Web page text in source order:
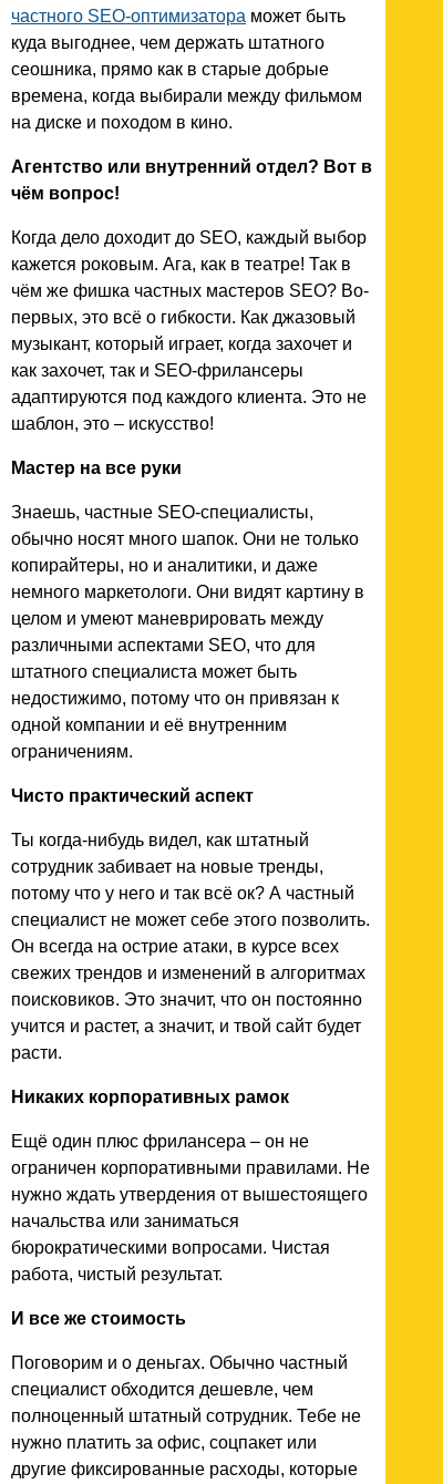
частного SEO-оптимизатора может быть
куда выгоднее, чем держать штатного
сеошника, прямо как в старые добрые
времена, когда выбирали между фильмом
на диске и походом в кино.
Агентство или внутренний отдел? Вот в
чём вопрос!
Когда дело доходит до SEO, каждый выбор
кажется роковым. Ага, как в театре! Так в
чём же фишка частных мастеров SEO? Во-
первых, это всё о гибкости. Как джазовый
музыкант, который играет, когда захочет и
как захочет, так и SEO-фрилансеры
адаптируются под каждого клиента. Это не
шаблон, это – искусство!
Мастер на все руки
Знаешь, частные SEO-специалисты,
обычно носят много шапок. Они не только
копирайтеры, но и аналитики, и даже
немного маркетологи. Они видят картину в
целом и умеют маневрировать между
различными аспектами SEO, что для
штатного специалиста может быть
недостижимо, потому что он привязан к
одной компании и её внутренним
ограничениям.
Чисто практический аспект
Ты когда-нибудь видел, как штатный
сотрудник забивает на новые тренды,
потому что у него и так всё ок? А частный
специалист не может себе этого позволить.
Он всегда на острие атаки, в курсе всех
свежих трендов и изменений в алгоритмах
поисковиков. Это значит, что он постоянно
учится и растет, а значит, и твой сайт будет
расти.
Никаких корпоративных рамок
Ещё один плюс фрилансера – он не
ограничен корпоративными правилами. Не
нужно ждать утвердения от вышестоящего
начальства или заниматься
бюрократическими вопросами. Чистая
работа, чистый результат.
И все же стоимость
Поговорим и о деньгах. Обычно частный
специалист обходится дешевле, чем
полноценный штатный сотрудник. Тебе не
нужно платить за офис, соцпакет или
другие фиксированные расходы, которые